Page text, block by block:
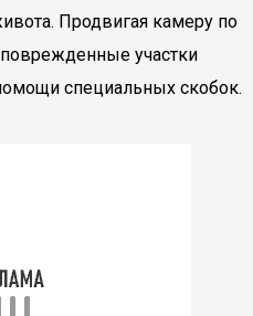
Продвигая камеру по
участки
специальных скобок.